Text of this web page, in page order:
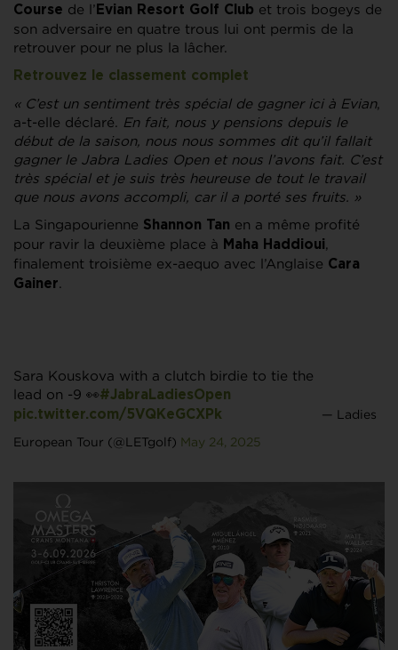
Course de l’ Evian Resort Golf Club et trois bogeys de
son adversaire en quatre trous lui ont permis de la
retrouver pour ne plus la lâcher.
Retrouvez le classement complet
« C’est un sentiment très spécial de gagner ici à Evian,
a-t-elle déclaré. En fait, nous y pensions depuis le
début de la saison, nous nous sommes dit qu’il fallait
gagner le Jabra Ladies Open et nous l’avons fait. C’est
très spécial et je suis très heureuse de tout le travail
que nous avons accompli, car il a porté ses fruits. »
La Singapourienne Shannon Tan en a même profité
pour ravir la deuxième place à Maha Haddioui,
finalement troisième ex-aequo avec l’Anglaise Cara
Gainer.
Sara Kouskova with a clutch birdie to tie the
lead on -9 👀#JabraLadiesOpen
pic.twitter.com/5VQKeGCXPk
— Ladies
European Tour (@LETgolf) May 24, 2025